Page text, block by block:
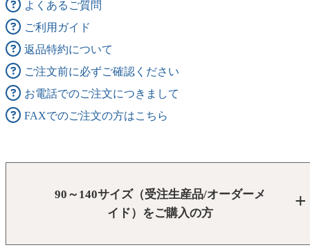
よくあるご質問
ご利用ガイド
返品特約について
ご注文前に必ずご確認ください
お電話でのご注文につきまして
FAXでのご注文の方はこちら
90～140サイズ（受注生産品/オーダーメ
イド）をご購入の方